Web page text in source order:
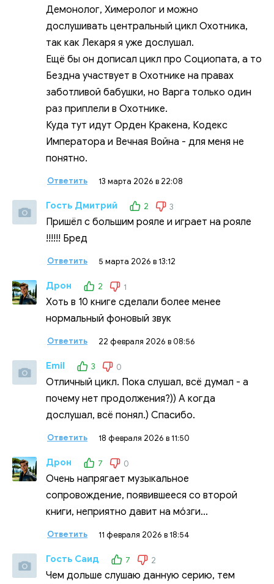
Демонолог, Химеролог и можно
дослушивать центральный цикл Охотника,
так как Лекаря я уже дослушал.
Ещё бы он дописал цикл про Социопата, а то
Бездна участвует в Охотнике на правах
заботливой бабушки, но Варга только один
раз приплели в Охотнике.
Куда тут идут Орден Кракена, Кодекс
Императора и Вечная Война - для меня не
понятно.
Ответить 13 марта 2026 в 22:08
Гость Дмитрий 2 3
Пришёл с большим рояле и играет на рояле
!!!!!! Бред
Ответить 5 марта 2026 в 13:12
Дрон 2 1
Хоть в 10 книге сделали более менее
нормальный фоновый звук
Ответить 22 февраля 2026 в 08:56
Emil 3 0
Отличный цикл. Пока слушал, всё думал - а
почему нет продолжения?)) А когда
дослушал, всё понял.) Спасибо.
Ответить 18 февраля 2026 в 11:50
Дрон 7 0
Очень напрягает музыкальное
сопровождение, появившееся со второй
книги, неприятно давит на мо́зги...
Ответить 11 февраля 2026 в 18:54
Гость Саид 7 2
Чем дольше слушаю данную серию, тем